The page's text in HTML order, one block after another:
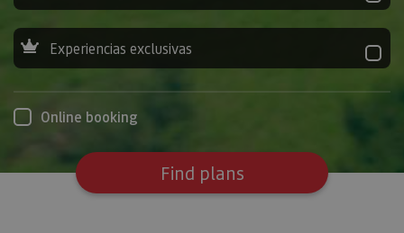
Experiencias exclusivas
Online booking
Find plans